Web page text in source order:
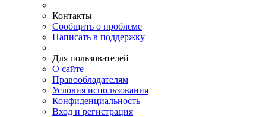
Контакты
Сообщить о проблеме
Написать в поддержку
Для пользователей
О сайте
Правообладателям
Условия использования
Конфиденциальность
Вход и регистрация